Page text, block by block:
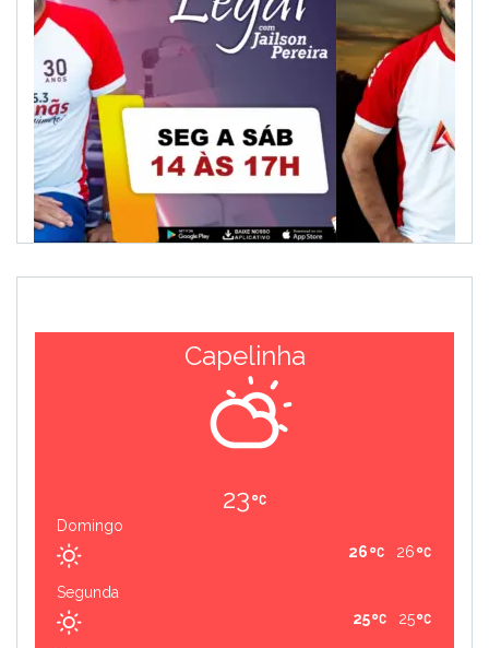
Capelinha
23
Domingo
26
26
Segunda
25
25